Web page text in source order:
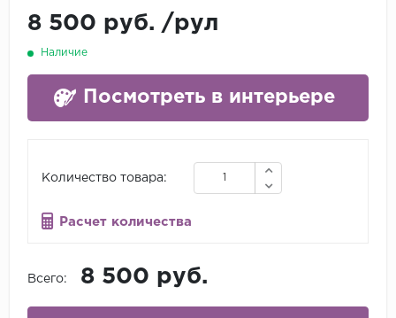
8 500 руб. /рул
Наличие
Посмотреть в интерьере
Количество товара:
Расчет количества
Всего: 8 500 руб.